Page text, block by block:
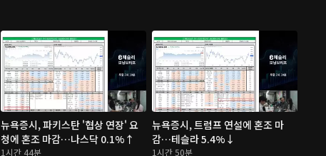
뉴욕증시, 파키스탄 '협상 연장' 요
청에 혼조 마감…나스닥 0.1%↑
1시간 44분
뉴욕증시, 트럼프 연설에 혼조 마
감…테슬라 5.4%↓
1시간 50분